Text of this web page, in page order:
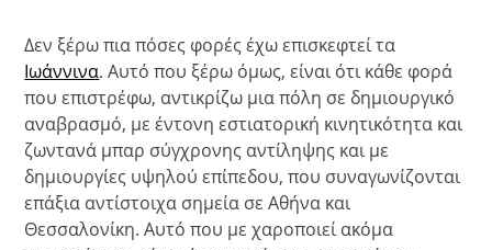
Δεν ξέρω πια πόσες φορές έχω επισκεφτεί τα
Ιωάννινα. Αυτό που ξέρω όμως, είναι ότι κάθε φορά
που επιστρέφω, αντικρίζω μια πόλη σε δημιουργικό
αναβρασμό, με έντονη εστιατορική κινητικότητα και
ζωντανά μπαρ σύγχρονης αντίληψης και με
δημιουργίες υψηλού επίπεδου, που συναγωνίζονται
επάξια αντίστοιχα σημεία σε Αθήνα και
Θεσσαλονίκη. Αυτό που με χαροποιεί ακόμα